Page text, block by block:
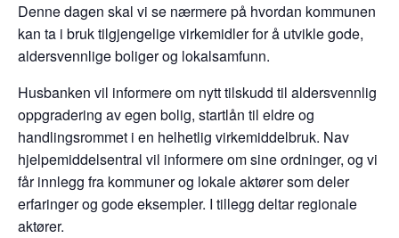
Denne dagen skal vi se nærmere på hvordan kommunen
kan ta i bruk tilgjengelige virkemidler for å utvikle gode,
aldersvennlige boliger og lokalsamfunn.
Husbanken vil informere om nytt tilskudd til aldersvennlig
oppgradering av egen bolig, startlån til eldre og
handlingsrommet i en helhetlig virkemiddelbruk. Nav
hjelpemiddelsentral vil informere om sine ordninger, og vi
får innlegg fra kommuner og lokale aktører som deler
erfaringer og gode eksempler. I tillegg deltar regionale
aktører.